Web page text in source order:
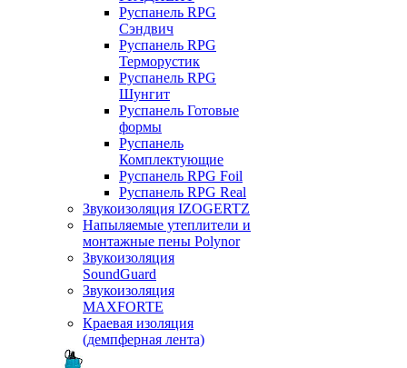
Руспанель RPG
Сэндвич
Руспанель RPG
Терморустик
Руспанель RPG
Шунгит
Руспанель Готовые
формы
Руспанель
Комплектующие
Руспанель RPG Foil
Руспанель RPG Real
Звукоизоляция IZOGERTZ
Напыляемые утеплители и
монтажные пены Polynor
Звукоизоляция
SoundGuard
Звукоизоляция
MAXFORTE
Краевая изоляция
(демпферная лента)